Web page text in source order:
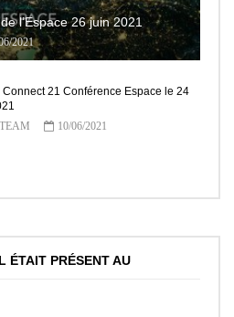
l’Espace 26 juin 2021
2021
Connect 21 Conférence Espace le 24
10/06/2021
ÉTAIT PRÉSENT AU